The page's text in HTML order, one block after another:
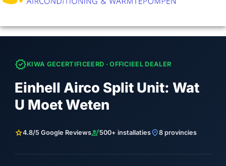
verifiedKIWA GECERTIFICEERD · OFFICIEEL DEALER
Einhell Airco Split Unit: Wat
U Moet Weten
star4.8/5 Google Reviewsengineering500+ installatieslocation_on8 provincies